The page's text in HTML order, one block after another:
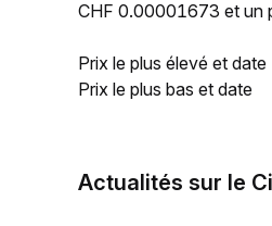
CHF 0.00001673 et un
Prix le plus élevé et date
Prix le plus bas et date
Actualités sur le